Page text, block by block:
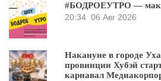
#БОДРОЕУТРО —
20:34 06 Авг 2026
Накануне в городе
провинции Хубэй
карнавал